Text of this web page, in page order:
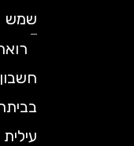
שמש
רואה
חשבון
בביתר
עילית